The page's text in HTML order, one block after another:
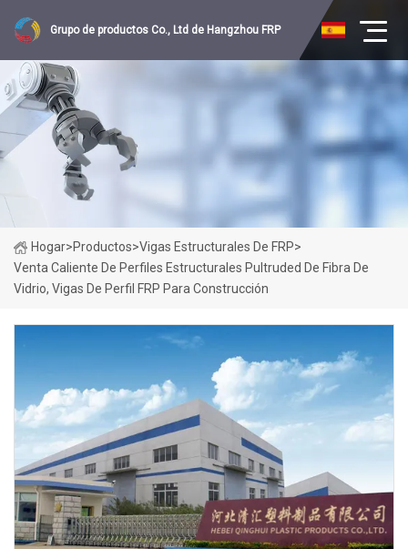
Grupo de productos Co., Ltd de Hangzhou FRP
Hogar>Productos>Vigas Estructurales De FRP>
Venta Caliente De Perfiles Estructurales Pultruded De Fibra De
Vidrio, Vigas De Perfil FRP Para Construcción